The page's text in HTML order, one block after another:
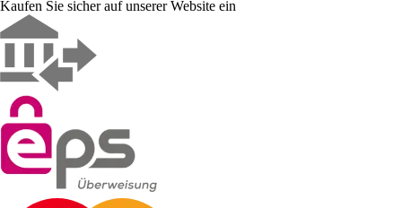
Kaufen Sie sicher auf unserer Website ein